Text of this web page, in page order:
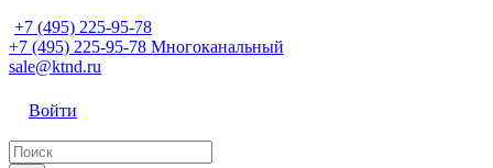
+7 (495) 225-95-78
+7 (495) 225-95-78 Многоканальный
sale@ktnd.ru
Войти